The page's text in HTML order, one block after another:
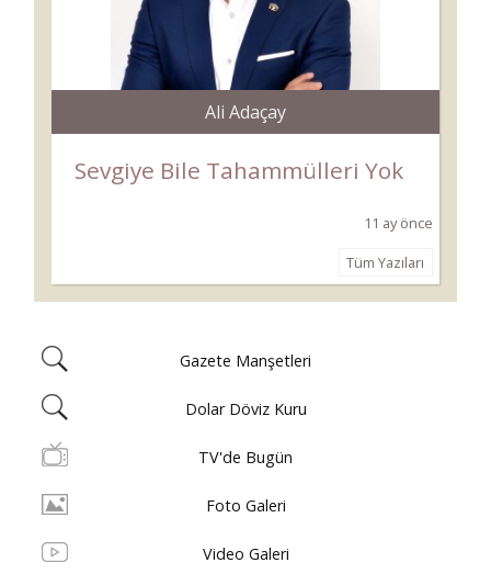
Ali Adaçay
Sevgiye Bile Tahammülleri Yok
11 ay önce
Tüm Yazıları
Gazete Manşetleri
Dolar Döviz Kuru
TV'de Bugün
Foto Galeri
Video Galeri